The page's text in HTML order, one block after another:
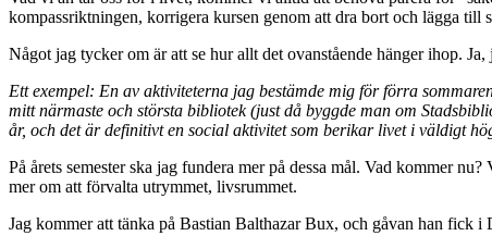
kompassriktningen, korrigera kursen genom att dra bort och lägga till
Något jag tycker om är att se hur allt det ovanstående hänger ihop.
Ett exempel: En av aktiviteterna jag bestämde mig för förra
mitt närmaste och största bibliotek (just då byggde man om
år, och det är definitivt en social aktivitet som berikar livet i väldigt
På årets semester ska jag fundera mer på dessa mål. Vad kommer
mer om att förvalta utrymmet, livsrummet.
Jag kommer att tänka på Bastian Balthazar Bux, och gåvan han fick